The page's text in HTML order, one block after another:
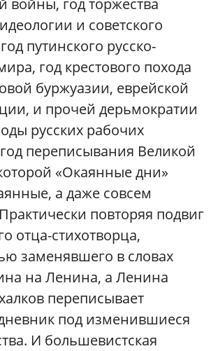
войны, год торжества
и советского
путинского русско-
год крестового похода
буржуазии, еврейской
и прочей дерьмократии
русских рабочих
переписывания Великой
«Окаянные дни»
а даже совсем
повторяя подвиг
отца-стихотворца,
заменявшего в словах
на Ленина, а Ленина
переписывает
под изменившиеся
И большевистская